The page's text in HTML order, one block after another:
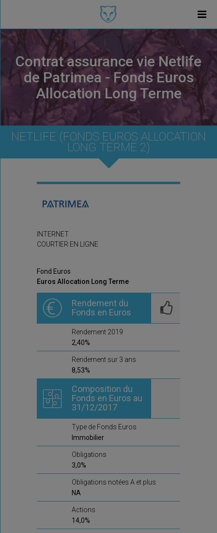
Contrat assurance vie Netlife
de Patrimea - Fonds Euros
Allocation Long Terme
NETLIFE (FONDS EUROS ALLOCATION
LONG TERME 2)
INTERNET
COURTIER EN LIGNE
Fond Euros
Euros Allocation Long Terme
Rendement du
Fonds en Euros
Rendement 2019
2,40%
Rendement sur 3 ans
8,53%
Composition du
Fonds en Euros au
31/12/2017
Type de Fonds Euros
Immobilier
Obligations
3,0%
Obligations notées A et plus
NA
Actions
14,0%